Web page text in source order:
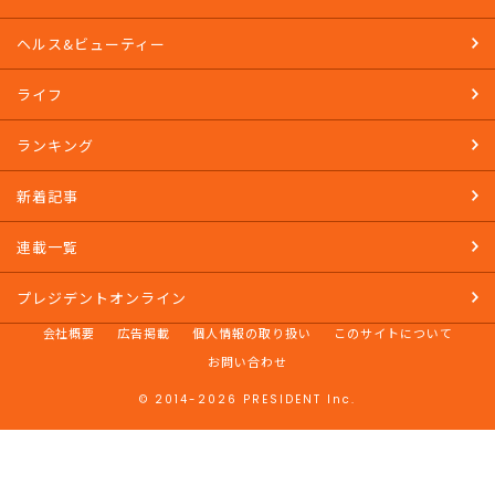
ヘルス&ビューティー
ライフ
ランキング
新着記事
連載一覧
プレジデントオンライン
会社概要 広告掲載 個人情報の取り扱い
このサイトについて
お問い合わせ
© 2014-2026 PRESIDENT Inc.